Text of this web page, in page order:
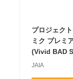
プロジェク
ミク プレミ
(Vivid BAD
JAIA